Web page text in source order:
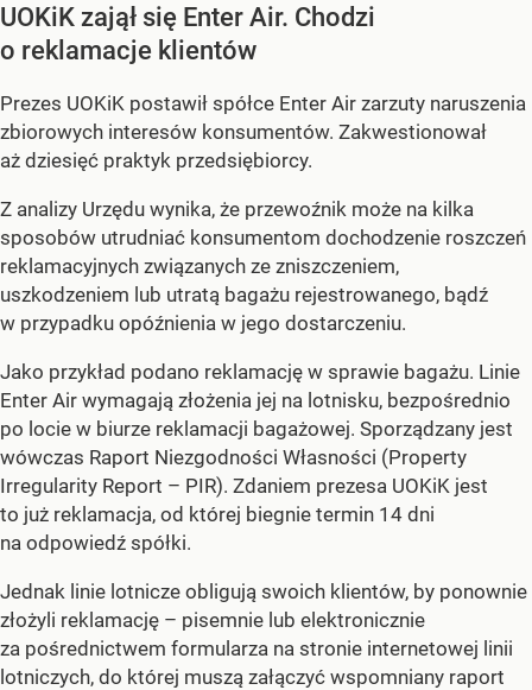
UOKiK zajął się Enter Air. Chodzi
o reklamacje klientów
Prezes UOKiK postawił spółce Enter Air zarzuty naruszenia
zbiorowych interesów konsumentów. Zakwestionował
aż dziesięć praktyk przedsiębiorcy.
Z analizy Urzędu wynika, że przewoźnik może na kilka
sposobów utrudniać konsumentom dochodzenie roszczeń
reklamacyjnych związanych ze zniszczeniem,
uszkodzeniem lub utratą bagażu rejestrowanego, bądź
w przypadku opóźnienia w jego dostarczeniu.
Jako przykład podano reklamację w sprawie bagażu. Linie
Enter Air wymagają złożenia jej na lotnisku, bezpośrednio
po locie w biurze reklamacji bagażowej. Sporządzany jest
wówczas Raport Niezgodności Własności (Property
Irregularity Report – PIR). Zdaniem prezesa UOKiK jest
to już reklamacja, od której biegnie termin 14 dni
na odpowiedź spółki.
Jednak linie lotnicze obligują swoich klientów, by ponownie
złożyli reklamację – pisemnie lub elektronicznie
za pośrednictwem formularza na stronie internetowej linii
lotniczych, do której muszą załączyć wspomniany raport